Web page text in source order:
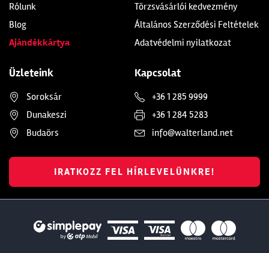
Rólunk
Blog
Ajándékkártya
Törzsvásárlói kedvezmény
Általános Szerződési Feltételek
Adatvédelmi nyilatkozat
Üzleteink
Soroksár
Dunakeszi
Budaörs
Kapcsolat
+36 1 285 9999
+36 1 284 5283
info@walterland.net
IRATKOZZ FEL HÍRLEVELÜNKRE!